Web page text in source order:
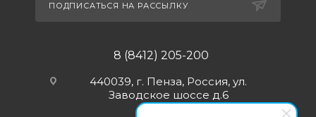
ПОДПИСАТЬСЯ НА РАССЫЛКУ
8 (8412) 205-200
440039, г. Пенза, Россия, ул.
Заводское шоссе д.6